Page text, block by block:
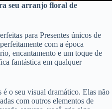
seu arranjo floral de
para Presentes únicos de
com a época
encantamento e um toque de
fantástica em qualquer
é o seu visual dramático. Elas não
com outros elementos de